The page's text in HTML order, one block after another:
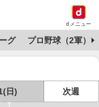
dメニュー
グ プロ野球（2軍）
日) 次週